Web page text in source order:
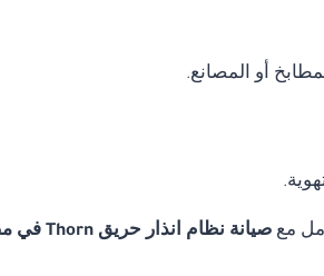
أو المصانع.
مع صيانة نظام انذار حريق Thorn في مصر